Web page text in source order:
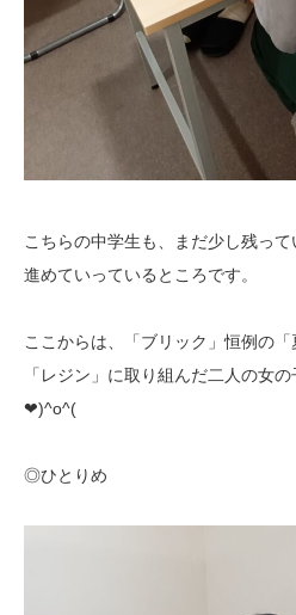
こちらの中学生も、まだ少し残っ
進めていっているところです。
ここからは、「ブリック」恒例の
「レジン」に取り組んだ二人の女
❤)^o^(
◎ひとりめ